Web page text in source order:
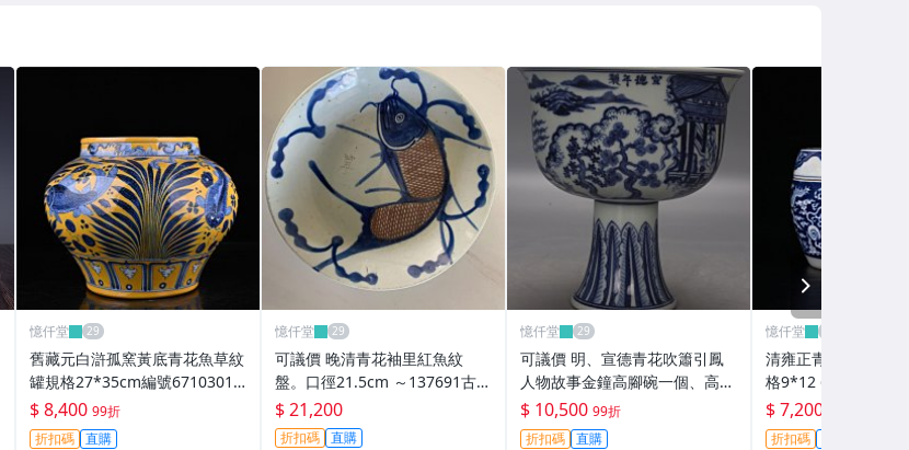
憶仟堂
舊藏元白滸孤窯黃底青花魚草紋
罐規格27*35cm編號67103012
2076官窯、民窯、禦窯
$ 8,400 99折
折扣碼 直購
憶仟堂
可議價 晚清青花袖里紅魚紋
盤。口徑21.5cm ～137691古玩
收藏 擺件【二手】
$ 21,200
折扣碼 直購
憶仟堂
可議價 明、宣德青花吹簫引鳳
人物故事金鐘高腳碗一個、高17
厘米、口徑15.5厘米、底7.5厘
米。41999禦窯、 青花 、古玩
$ 10,500 99折
折扣碼 直購
憶仟堂
清雍正青花龍穿花卉
格9*12 6aa7047青瓷、白瓷、
青白瓷
$ 7,200
折扣碼